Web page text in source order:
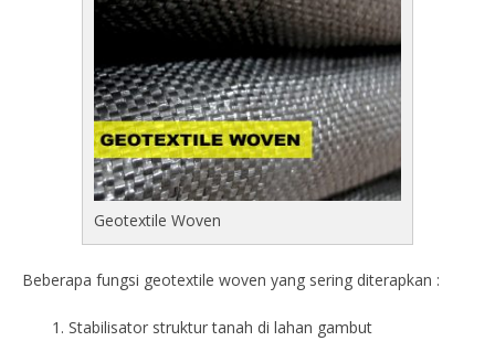
Geotextile Woven
Beberapa fungsi geotextile woven yang sering diterapkan :
Stabilisator struktur tanah di lahan gambut